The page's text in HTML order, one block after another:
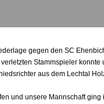
gegen den SC
Stammspieler
aus dem Lechtal
und unsere Mannschaft